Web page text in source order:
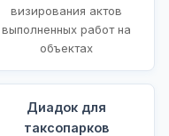
визирования актов
выполненных работ на
объектах
Диадок для
таксопарков